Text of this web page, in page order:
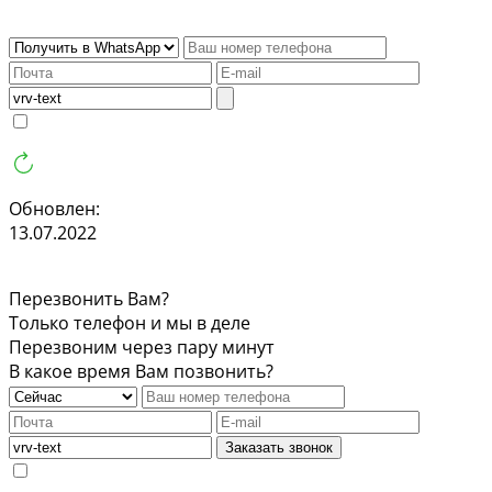
Обновлен:
13.07.2022
Перезвонить Вам?
Только телефон и мы в деле
Перезвоним через пару минут
В какое время Вам позвонить?
Заказать звонок